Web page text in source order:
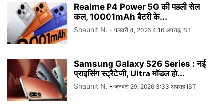
Realme P4 Power 5G की पहली सेल
कल, 10001mAh बैटरी के...
Shaunit N. - फ़रवरी 4, 2026 4:16 अपराह्न IST
Samsung Galaxy S26 Series : नई
प्राइसिंग स्ट्रैटेजी, Ultra मॉडल हो...
Shaunit N. - जनवरी 29, 2026 3:33 अपराह्न IST